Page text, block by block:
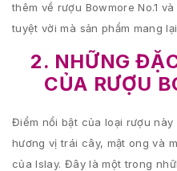
thêm về rượu Bowmore No.1
tuyệt vời mà sản phẩm mang
2. NHỮNG
CỦA RƯỢU
Điểm nổi bật của loại rượu
hương vị trái cây, mật ong và
của Islay. Đây là một trong